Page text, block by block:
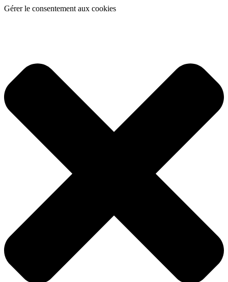
Gérer le consentement aux cookies